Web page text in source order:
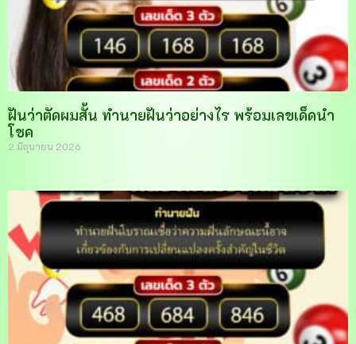
ฝันว่าตัดผมสั้น ทำนายฝันว่าอย่างไร พร้อมเลขเด็ดนำ
โชค
2 มิถุนายน 2026